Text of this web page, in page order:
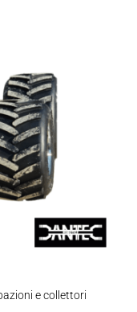
e collettori